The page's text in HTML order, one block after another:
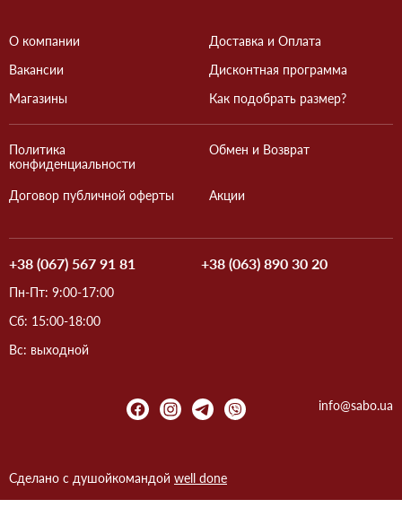
О компании
Вакансии
Магазины
Доставка и Оплата
Дисконтная программа
Как подобрать размер?
Политика
конфиденциальности
Договор публичной оферты
Обмен и Возврат
Акции
+38 (067) 567 91 81 +38 (063) 890 30 20
Пн-Пт: 9:00-17:00
Сб: 15:00-18:00
Вс: выходной
info@sabo.ua
Сделано с душойкомандой well done